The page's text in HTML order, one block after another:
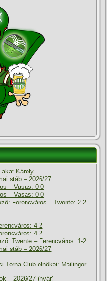
Károly
stáb – 2026/27
– Vasas: 0-0
– Vasas: 0-0
Ferencváros – Twente: 2-2
4-2
4-2
Twente – Ferencváros: 1-2
stáb – 2026/27
Torna Club elnökei: Mailinger
– 2026/27 (nyár)